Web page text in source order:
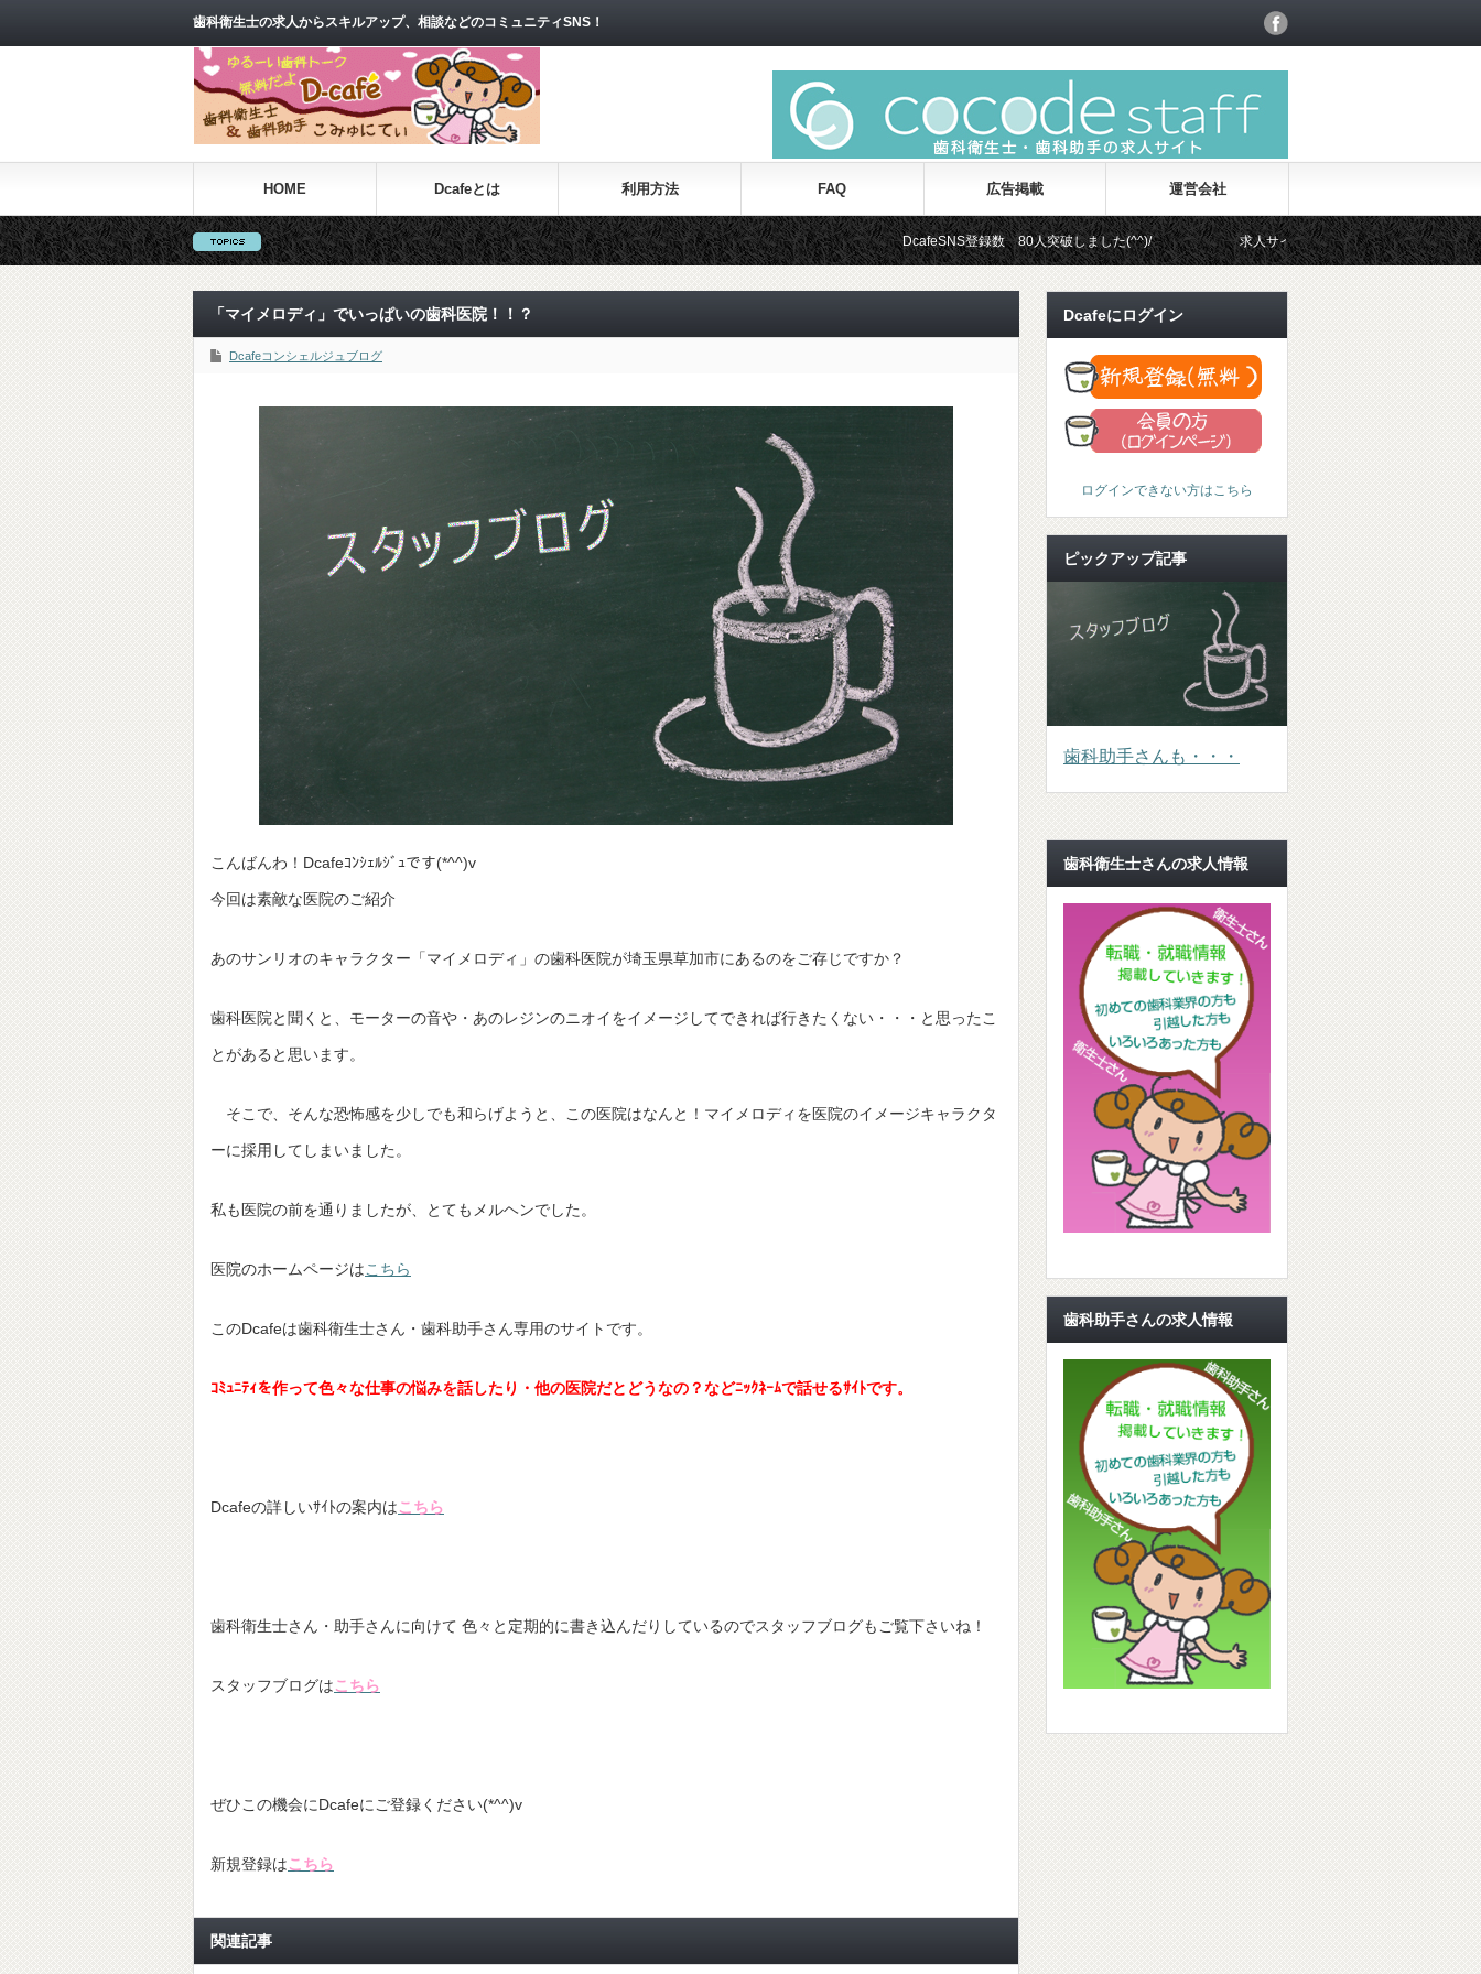
歯科衛生士の求人からスキルアップ、相談などのコミュニティSNS！
HOME Dcafeとは 利用方法 FAQ 広告掲載 運営会社
DcafeSNS登録数 80人突破しました(^^)/ 求人サイト「ココデスタッフ」オープン！
「マイメロディ」でいっぱいの歯科医院！！？
Dcafeコンシェルジュブログ
こんばんわ！Dcafeｺﾝｼｪﾙｼﾞｭです(*^^)v
今回は素敵な医院のご紹介
あのサンリオのキャラクター「マイメロディ」の歯科医院が埼玉県草加市にあるのをご存じですか？
歯科医院と聞くと、モーターの音や・あのレジンのニオイをイメージしてできれば行きたくない・・・と思ったこ
とがあると思います。
そこで、そんな恐怖感を少しでも和らげようと、この医院はなんと！マイメロディを医院のイメージキャラクタ
ーに採用してしまいました。
私も医院の前を通りましたが、とてもメルヘンでした。
医院のホームページはこちら
このDcafeは歯科衛生士さん・歯科助手さん専用のサイトです。
ｺﾐｭﾆﾃｨを作って色々な仕事の悩みを話したり・他の医院だとどうなの？などﾆｯｸﾈｰﾑで話せるｻｲﾄです。
Dcafeの詳しいｻｲﾄの案内はこちら
歯科衛生士さん・助手さんに向けて 色々と定期的に書き込んだりしているのでスタッフブログもご覧下さいね！
スタッフブログはこちら
ぜひこの機会にDcafeにご登録ください(*^^)v
新規登録はこちら
関連記事
Dcafeにログイン
ログインできない方はこちら
ピックアップ記事
歯科助手さんも・・・
歯科衛生士さんの求人情報
歯科助手さんの求人情報